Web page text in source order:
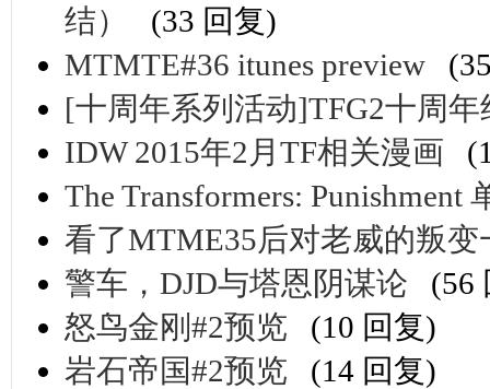
结）
(33 回复)
MTMTE#36 itunes preview
[十周年系列活动]TFG2十周
IDW 2015年2月TF相关漫画
The Transformers: Punishment
看了MTME35后对老威的叛变
警车，DJD与塔恩阴谋论
(56
怒鸟金刚#2预览
(10 回复)
岩石帝国#2预览
(14 回复)